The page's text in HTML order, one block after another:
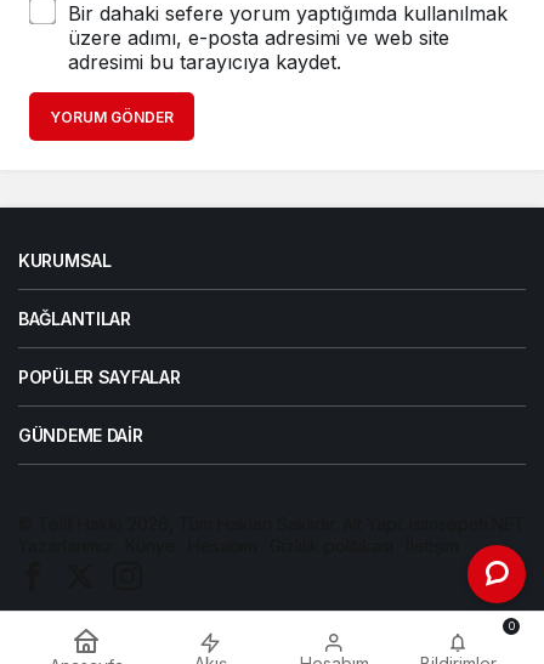
Bir dahaki sefere yorum yaptığımda kullanılmak
üzere adımı, e-posta adresimi ve web site
adresimi bu tarayıcıya kaydet.
YORUM GÖNDER
KURUMSAL
BAĞLANTILAR
POPÜLER SAYFALAR
GÜNDEME DAIR
0